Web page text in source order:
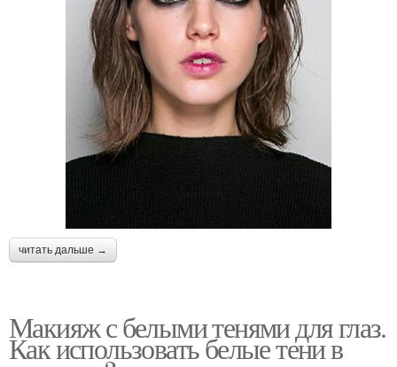
читать дальше →
Макияж с белыми тенями для глаз.
Как использовать белые тени в